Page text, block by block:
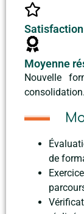
Satisfaction
Moyenne
Nouvelle
consolidation.
de